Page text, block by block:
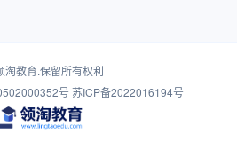
淘教育.保留所有权利
号 苏ICP备2022016194号